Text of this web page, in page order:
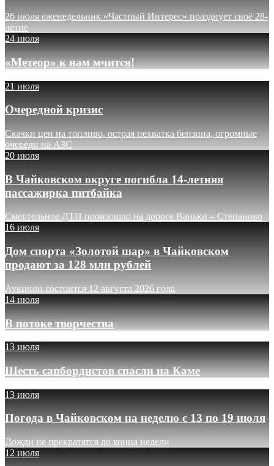
26 июля еженедельник «Частный Интерес» празднует своё 28-
летие
24 июля
«Метеор» к нам мчится!
21 июля
Очередной кризис
Скачки цен на топливо, острая нехватка бензина, огромные
очереди на АЗС
20 июля
В Чайковском округе погибла 14-летняя
пассажирка питбайка
Смертельное ДТП произошло на дороге Ваньки – Степаново
16 июля
Дом спорта «Золотой шар» в Чайковском
продают за 128 млн рублей
Аукцион состоится 12 августа 2026 года
14 июля
В потоке творчества
13 июля
Шесть сапбордистов спасли на Каме
13 июля
Погода в Чайковском на неделю с 13 по 19 июля
Дожди не прекратятся до конца недели
12 июля